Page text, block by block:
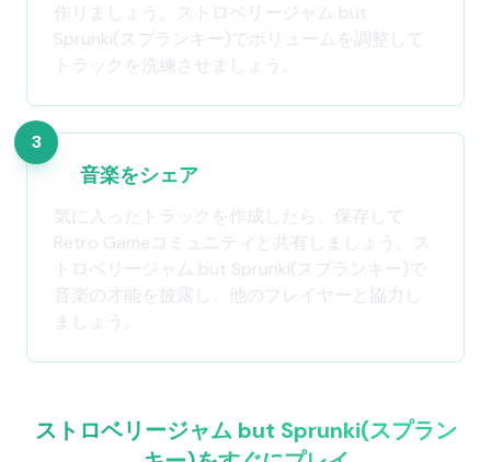
作りましょう。ストロベリージャム but
Sprunki(スプランキー)でボリュームを調整して
トラックを洗練させましょう。
3
音楽をシェア
気に入ったトラックを作成したら、保存して
Retro Gameコミュニティと共有しましょう。ス
トロベリージャム but Sprunki(スプランキー)で
音楽の才能を披露し、他のプレイヤーと協力し
ましょう。
ストロベリージャム but Sprunki(スプラン